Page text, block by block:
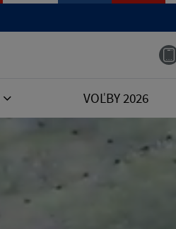
VOĽBY 2026